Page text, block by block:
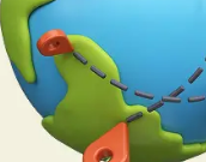
логотип в